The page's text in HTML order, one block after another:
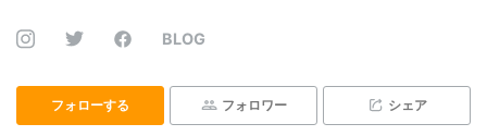
BLOG
フォローする フォロワー シェア